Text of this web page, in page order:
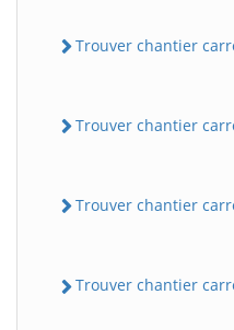
Trouver chantier
Trouver chantier
Trouver chantier
Trouver chantier